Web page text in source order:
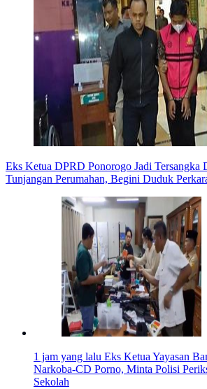
Eks Ketua DPRD Ponorogo Jadi Tersangka
Tunjangan Perumahan, Begini Duduk
1 jam yang lalu Eks Ketua Yayasan
Narkoba-CD Porno, Minta Polisi
Sekolah